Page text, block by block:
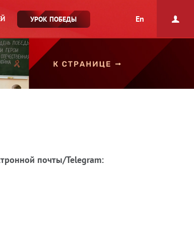
УРОК ПОБЕДЫ En
почты/Telegram: